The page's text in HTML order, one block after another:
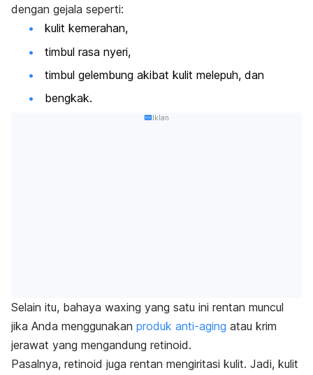
dengan gejala seperti:
kulit kemerahan,
timbul rasa nyeri,
timbul gelembung akibat kulit melepuh, dan
bengkak.
Iklan
Selain itu, bahaya waxing yang satu ini rentan muncul
jika Anda menggunakan produk anti-aging atau krim
jerawat yang mengandung retinoid.
Pasalnya, retinoid juga rentan mengiritasi kulit. Jadi, kulit